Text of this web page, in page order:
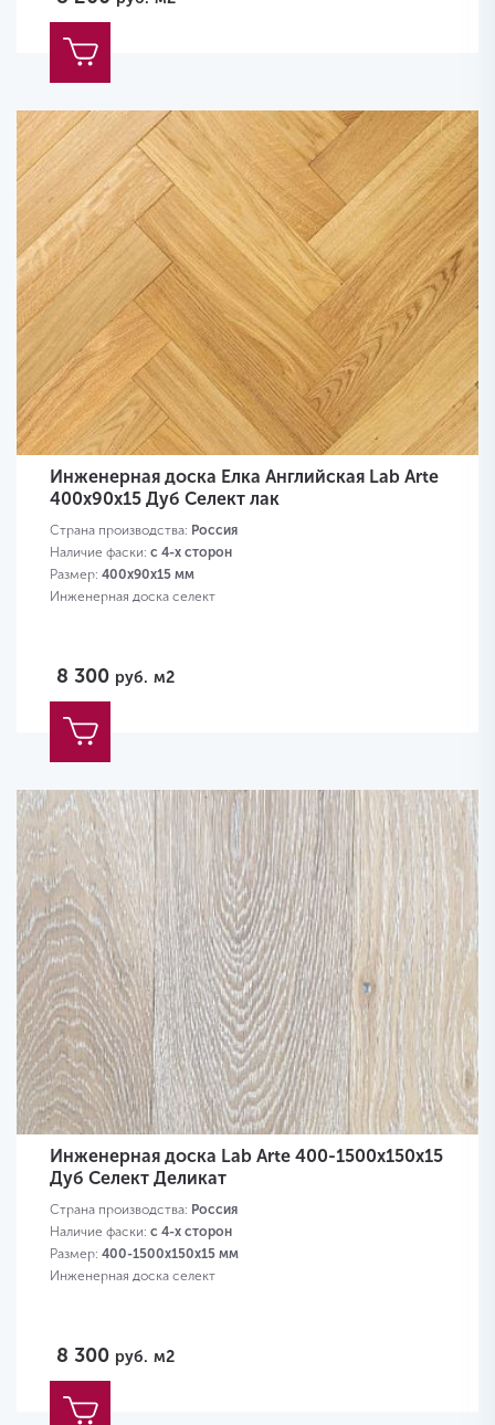
Инженерная доска Елка Английская Lab Arte
400х90х15 Дуб Селект лак
Страна производства: Россия
Наличие фаски: с 4-х сторон
Размер: 400х90х15 мм
Инженерная доска селект
8 300 руб. м2
Инженерная доска Lab Arte 400-1500х150х15
Дуб Селект Деликат
Страна производства: Россия
Наличие фаски: с 4-х сторон
Размер: 400-1500х150х15 мм
Инженерная доска селект
8 300 руб. м2